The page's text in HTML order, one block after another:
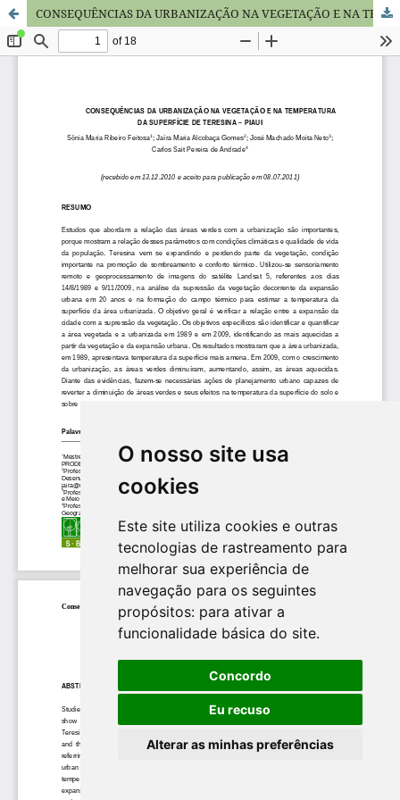
O nosso site usa
cookies
Este site utiliza cookies e outras
tecnologias de rastreamento para
melhorar sua experiência de
navegação para os seguintes
propósitos: para ativar a
funcionalidade básica do site.
Concordo
Eu recuso
Alterar as minhas preferências
CONSEQUÊNCIAS DA URBANIZAÇÃO NA VEGETAÇÃO E NA TEMPERATURA DA SUPERFÍCIE DE TERESINA – PIAUI